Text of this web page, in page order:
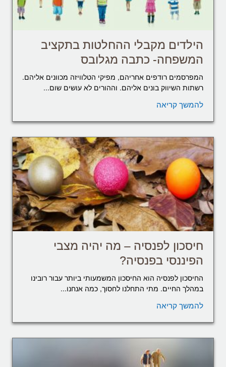
הילדים מקבלי ההחלטות בתקציב
המשפחה- כתבה מגלובס
המפרסמים רודפים אחריהם, מפיקי הטלוויזה מכוונים אליהם.
רשתות השיווק בונים אליהם. וההורים לא עושים שום...
להמשך קריאה
חיסכון לפנסיה – מה יהיה מצבי
הפיננסי בפנסיה?
החיסכון לפנסיה הוא החיסכון המשמעותי ביותר עבור רובינו
במהלך החיים. מתי התחלנו לחסוך, כמה אנחנו...
להמשך קריאה